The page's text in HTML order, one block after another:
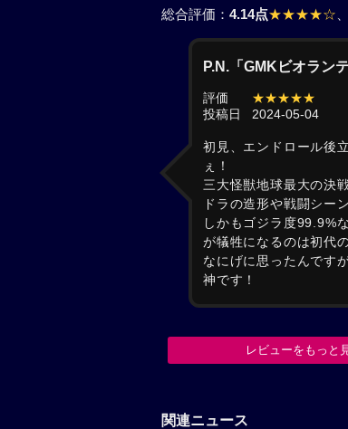
総合評価： 4.14点★★★★☆
P.N.「GMKビオラン
評価
★★★★★
投稿日
2024-05-04
初見、エンドロール後
ぇ！
三大怪獣地球最大の決
ドラの造形や戦闘シー
しかもゴジラ度99.9%
が犠牲になるのは初代
なにげに思ったんです
神です！
レビューをもっと
関連ニュース